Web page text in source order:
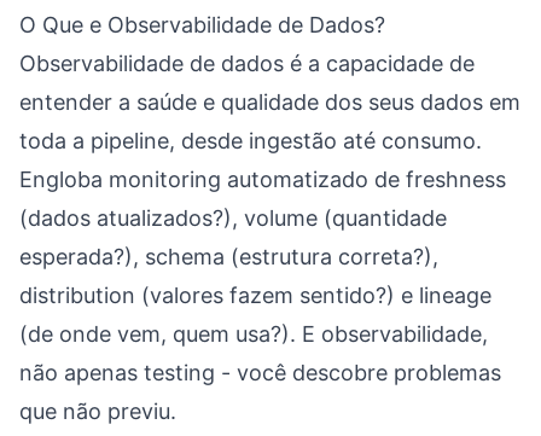
O Que e Observabilidade de Dados?
Observabilidade de dados é a capacidade de
entender a saúde e qualidade dos seus dados em
toda a pipeline, desde ingestão até consumo.
Engloba monitoring automatizado de freshness
(dados atualizados?), volume (quantidade
esperada?), schema (estrutura correta?),
distribution (valores fazem sentido?) e lineage
(de onde vem, quem usa?). E observabilidade,
não apenas testing - você descobre problemas
que não previu.